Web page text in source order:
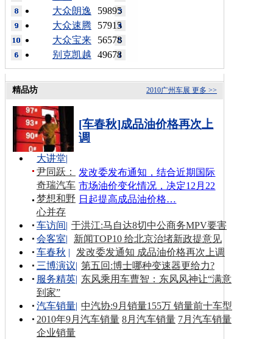
59895
大众朗逸
57915
大众速腾
56578
大众宝来
49678
别克凯越
更多 >>
2010广州车展
精品坊
[车春秋]成品油价格再次上
调
发改委发布通知，结合近期国际
市场油价变化情况，决定12月22
日起提高成品油价格…
大讲堂|
尹同跃：
奇瑞汽车
梦想和野
心并存
车访间| 于洪江:马自达8切中公商务MPV要害
会客室|
新闻TOP10 给北京治堵新政提意见
车春秋 |
发改委发通知 成品油价格再次上调
三博演议| 第五回:博士哪种变速器更给力?
服务精英| 东风乘用车曹智：东风风神让“满意
到家”
汽车销量| 中汽协:9月销量155万 销量前十车型
2010年9月汽车销量 8月汽车销量 7月汽车销量
企业销量